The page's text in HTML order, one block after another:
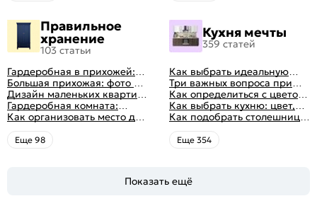
Правильное
хранение
103 статьи
Гардеробная в прихожей:
виды, фото в интерьере,
идеи дизайна
Большая прихожая: фото с
функциональным
распределением дизайна
Дизайн маленьких квартир:
10 идей для дизайна
интерьера с фото
Гардеробная комната:
дизайн, планировка, советы
по обустройству,
распространенные ошибки
Как организовать место для
хранения на балконе
Eще 98
Кухня мечты
359 статей
Как выбрать идеальную
планировку для кухни
Три важных вопроса при
выборе кухни: готовка,
посуда, комфорт
Как определиться с цветом
кухни: светлые, темные,
яркие
Как выбрать кухню: цвет,
планировка, аксессуары
Как подобрать столешницу
для кухни по цвету
Eще 354
Показать ещё